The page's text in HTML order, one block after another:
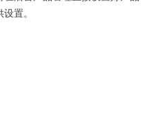
置。